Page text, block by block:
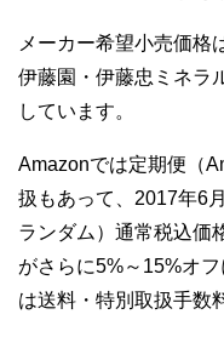
メーカー希望小売価格
伊藤園・伊藤忠ミネラ
しています。
Amazonでは定期便（
扱もあって、2017年6
ランダム）通常税込価
がさらに5%～15%オ
は送料・特別取扱手数